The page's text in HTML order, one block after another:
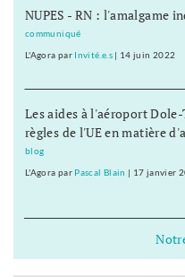
NUPES - RN : l'amalgame
communiqué
L'Agora par Invité.e.s| 14 juin 2022
Les aides à l'aéroport
règles de l'UE en matière
blog
L'Agora par Pascal Blain 17 janvier